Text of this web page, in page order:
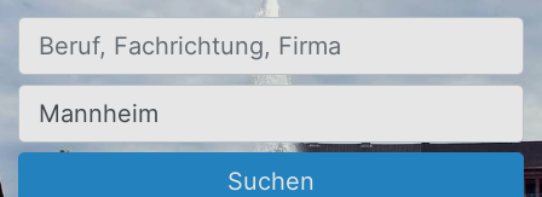
Beruf, Fachrichtung, Firma
Ort, Stadt
Suchen